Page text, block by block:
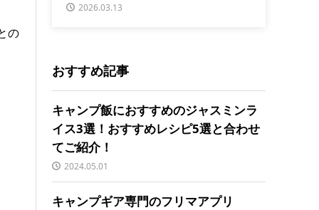
の
2026.03.13
おすすめ記事
キャンプ飯におすすめのジャスミンラ
イス3選！おすすめレシピ5選と合わせ
てご紹介！
2024.05.01
キャンプギア専門のフリマアプリ